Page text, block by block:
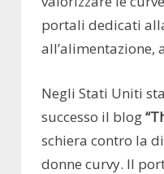
portali dedicati
all’alimentazione,
Negli Stati Uniti
successo il blog
schiera contro la
donne curvy. Il